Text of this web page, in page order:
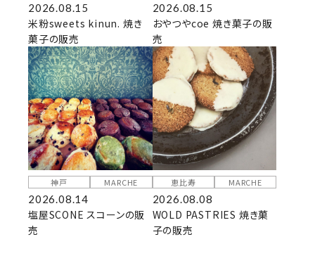
2026.08.15
米粉sweets kinun. 焼き
菓子の販売
2026.08.15
おやつやcoe 焼き菓子の販
売
神戸 MARCHE
2026.08.14
塩屋SCONE スコーンの販
売
恵比寿 MARCHE
2026.08.08
WOLD PASTRIES 焼き菓
子の販売